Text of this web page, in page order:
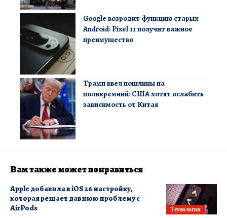
Google возродит функцию старых
Android: Pixel 11 получит важное
преимущество
Трамп ввел пошлины на
поликремний: США хотят ослабить
зависимость от Китая
Вам также может понравиться
Технологии
Apple добавила в iOS 26 настройку,
которая решает давнюю проблему с
AirPods